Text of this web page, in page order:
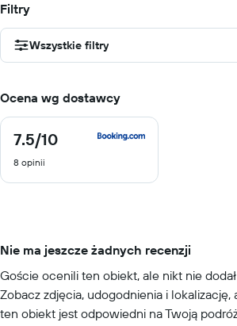
Filtry
Wszystkie filtry
Ocena wg dostawcy
7.5/10
7.5
10
8 opinii
Nie ma jeszcze żadnych recenzji
Goście ocenili ten obiekt, ale nikt nie
Zobacz zdjęcia, udogodnienia i lokalizację,
ten obiekt jest odpowiedni na Twoją